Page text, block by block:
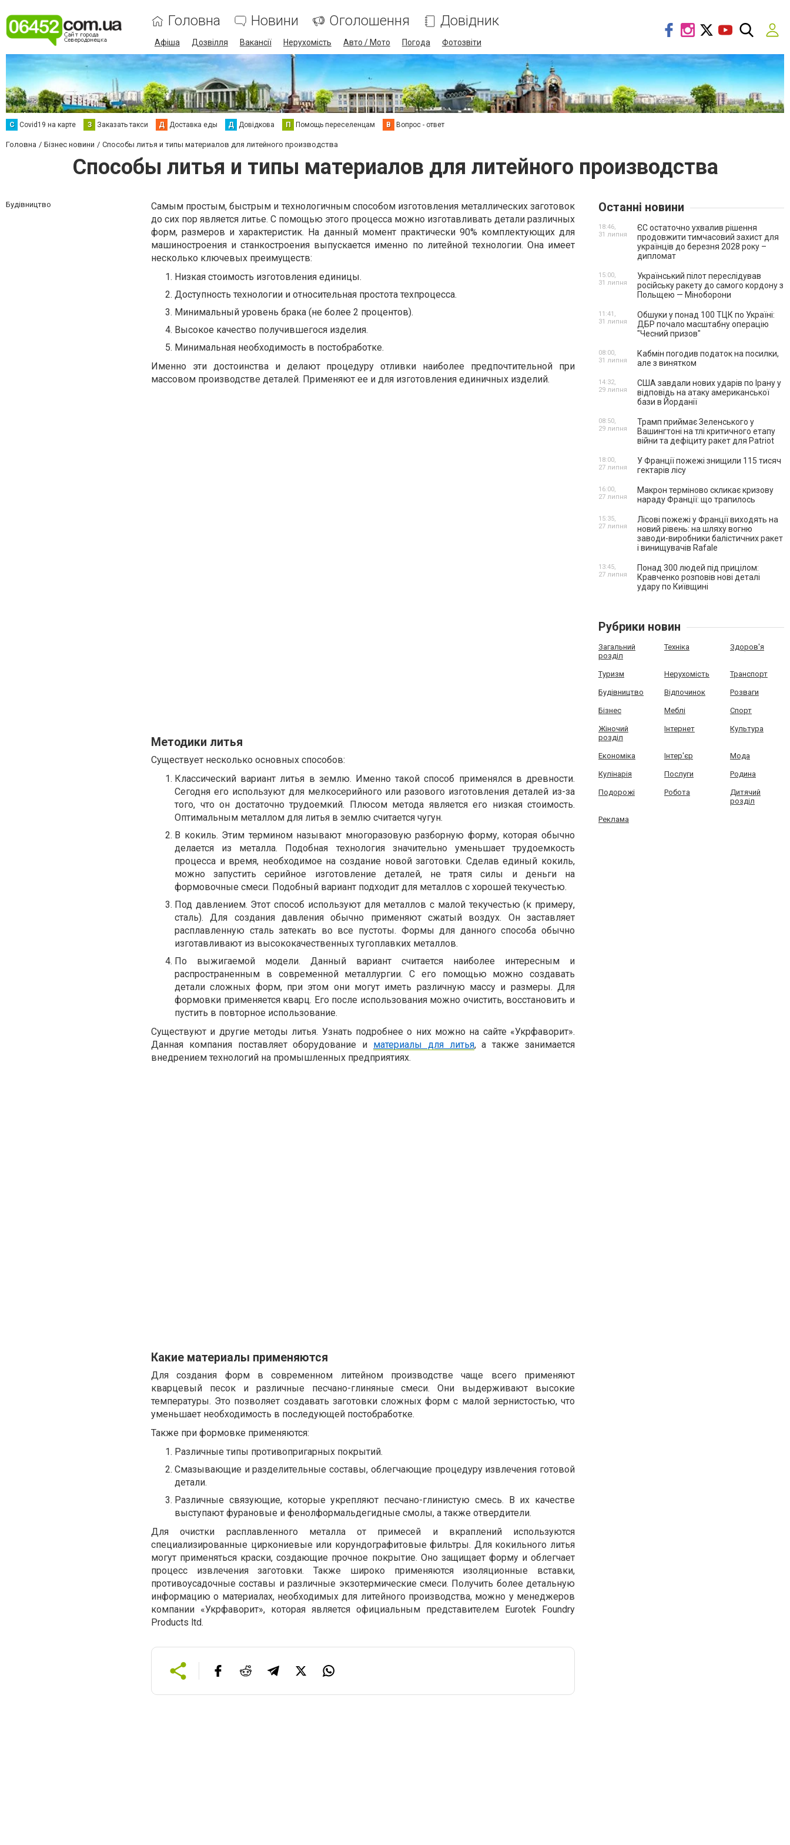
Головна Новини Оголошення Довідник
Афіша Дозвілля Вакансії Нерухомість Авто / Мото Погода Фотозвіти
С Сovid19 на карте З Заказать такси Д Доставка еды Д Довідкова П Помощь переселенцам В Вопрос - ответ
Головна Бізнес новини Способы литья и типы материалов для литейного производства
Способы литья и типы материалов для литейного производства
Будівництво
Самым простым, быстрым и технологичным способом изготовления металлических заготовок
до сих пор является литье. С помощью этого процесса можно изготавливать детали различных
форм, размеров и характеристик. На данный момент практически 90% комплектующих для
машиностроения и станкостроения выпускается именно по литейной технологии. Она имеет
несколько ключевых преимуществ:
Низкая стоимость изготовления единицы.
Доступность технологии и относительная простота техпроцесса.
Минимальный уровень брака (не более 2 процентов).
Высокое качество получившегося изделия.
Минимальная необходимость в постобработке.
Именно эти достоинства и делают процедуру отливки наиболее предпочтительной при
массовом производстве деталей. Применяют ее и для изготовления единичных изделий.
Методики литья
Существует несколько основных способов:
Классический вариант литья в землю. Именно такой способ применялся в древности.
Сегодня его используют для мелкосерийного или разового изготовления деталей из-за
того, что он достаточно трудоемкий. Плюсом метода является его низкая стоимость.
Оптимальным металлом для литья в землю считается чугун.
В кокиль. Этим термином называют многоразовую разборную форму, которая обычно
делается из металла. Подобная технология значительно уменьшает трудоемкость
процесса и время, необходимое на создание новой заготовки. Сделав единый кокиль,
можно запустить серийное изготовление деталей, не тратя силы и деньги на
формовочные смеси. Подобный вариант подходит для металлов с хорошей текучестью.
Под давлением. Этот способ используют для металлов с малой текучестью (к примеру,
сталь). Для создания давления обычно применяют сжатый воздух. Он заставляет
расплавленную сталь затекать во все пустоты. Формы для данного способа обычно
изготавливают из высококачественных тугоплавких металлов.
По выжигаемой модели. Данный вариант считается наиболее интересным и
распространенным в современной металлургии. С его помощью можно создавать
детали сложных форм, при этом они могут иметь различную массу и размеры. Для
формовки применяется кварц. Его после использования можно очистить, восстановить и
пустить в повторное использование.
Существуют и другие методы литья. Узнать подробнее о них можно на сайте «Укрфаворит».
Данная компания поставляет оборудование и материалы для литья, а также занимается
внедрением технологий на промышленных предприятиях.
Какие материалы применяются
Для создания форм в современном литейном производстве чаще всего применяют
кварцевый песок и различные песчано-глиняные смеси. Они выдерживают высокие
температуры. Это позволяет создавать заготовки сложных форм с малой зернистостью, что
уменьшает необходимость в последующей постобработке.
Также при формовке применяются:
Различные типы противопригарных покрытий.
Смазывающие и разделительные составы, облегчающие процедуру извлечения готовой
детали.
Различные связующие, которые укрепляют песчано-глинистую смесь. В их качестве
выступают фурановые и фенолформальдегидные смолы, а также отвердители.
Для очистки расплавленного металла от примесей и вкраплений используются
специализированные циркониевые или корундографитовые фильтры. Для кокильного литья
могут применяться краски, создающие прочное покрытие. Оно защищает форму и облегчает
процесс извлечения заготовки. Также широко применяются изоляционные вставки,
противоусадочные составы и различные экзотермические смеси. Получить более детальную
информацию о материалах, необходимых для литейного производства, можно у менеджеров
компании «Укрфаворит», которая является официальным представителем Eurotek Foundry
Products ltd.
Останні новини
ЄС остаточно ухвалив рішення
продовжити тимчасовий захист для
українців до березня 2028 року –
дипломат
18:46,
31 липня
Український пілот переслідував
російську ракету до самого кордону з
Польщею — Міноборони
15:00,
31 липня
Обшуки у понад 100 ТЦК по Україні:
ДБР почало масштабну операцію
"Чесний призов"
11:41,
31 липня
Кабмін погодив податок на посилки,
але з винятком
08:00,
31 липня
США завдали нових ударів по Ірану у
відповідь на атаку американської
бази в Йорданії
14:32,
29 липня
Трамп приймає Зеленського у
Вашингтоні на тлі критичного етапу
війни та дефіциту ракет для Patriot
08:50,
29 липня
У Франції пожежі знищили 115 тисяч
гектарів лісу
18:00,
27 липня
Макрон терміново скликає кризову
нараду Франції: що трапилось
16:00,
27 липня
Лісові пожежі у Франції виходять на
новий рівень: на шляху вогню
заводи-виробники балістичних ракет
і винищувачів Rafale
15:35,
27 липня
Понад 300 людей під прицілом:
Кравченко розповів нові деталі
удару по Київщині
13:45,
27 липня
Рубрики новин
Загальний
розділ
Техніка Здоров'я
Туризм Нерухомість Транспорт
Будівництво Відпочинок Розваги
Бізнес Меблі Спорт
Жіночий
розділ
Інтернет Культура
Економіка Інтер'єр Мода
Кулінарія Послуги Родина
Подорожі Робота
Дитячий
розділ
Реклама